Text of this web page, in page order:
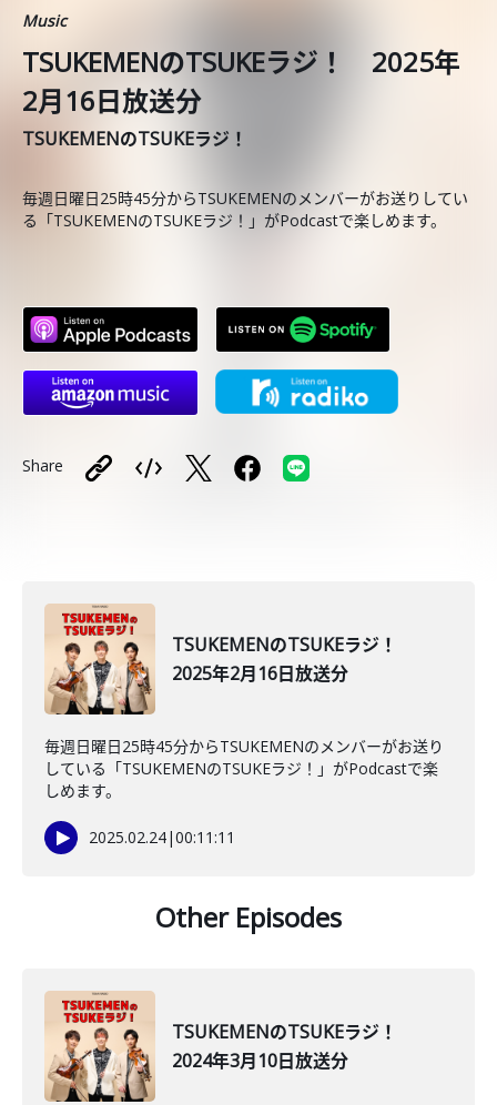
Music
TSUKEMENのTSUKEラジ！ 2025年
2月16日放送分
TSUKEMENのTSUKEラジ！
毎週日曜日25時45分からTSUKEMENのメンバーがお送りしてい
る「TSUKEMENのTSUKEラジ！」がPodcastで楽しめます。
Share
TSUKEMENのTSUKEラジ！
2025年2月16日放送分
毎週日曜日25時45分からTSUKEMENのメンバーがお送り
している「TSUKEMENのTSUKEラジ！」がPodcastで楽
しめます。
2025.02.24|00:11:11
Other Episodes
TSUKEMENのTSUKEラジ！
2024年3月10日放送分